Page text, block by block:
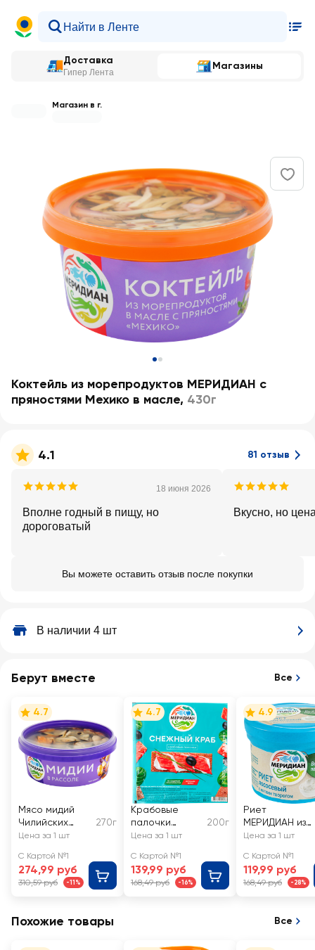
Доставка
Гипер Лента
Магазины
Магазин в г.
Коктейль из морепродуктов МЕРИДИАН с
пряностями Мехико в масле, 430г
4.1 81 отзыв
18 июня 2026
Вполне годный в пищу, но
дороговатый
Вкусно, но
Вы можете оставить отзыв после покупки
В наличии 4 шт
Берут вместе Все
4.7
Мясо мидий
Чилийских
МЕРИДИАН в
270г
Цена за 1 шт
С Картой №1
274,99 руб
310,59 руб -11%
4.7
Крабовые
палочки
МЕРИДИАН
(имитация)
200г
Цена за 1 шт
С Картой №1
139,99 руб
168,49 руб -16%
4.9
Риет
МЕРИДИАН из
лосося с
творогом
Цена за 1 шт
С Картой №1
119,99 руб
168,49 руб -28%
Похожие товары Все